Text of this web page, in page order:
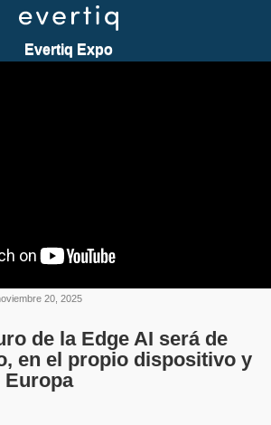
20, 2025
de la Edge AI será de
en el propio dispositivo y
Europa